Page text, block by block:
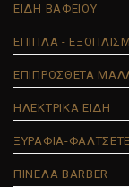
ΕΙΔΗ ΒΑΦΕΙΟΥ
ΕΠΙΠΛΑ -
ΕΠΙΠΡΟΣΘΕΤΑ
ΗΛΕΚΤΡΙΚΑ ΕΙΔΗ
ΞΥΡΑΦΙΑ-
ΠΙΝΕΛΑ BARBER